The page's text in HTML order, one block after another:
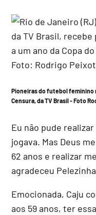
Pioneiras do futebol feminino
Censura, da TV Brasil - Foto
Eu não pude
jogava. Mas Deus
62 anos e realizar
agradeceu
Emocionada, Caju
aos 59 anos, ter